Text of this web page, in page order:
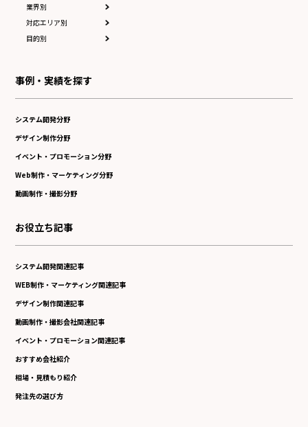
業界別
対応エリア別
目的別
事例・実績を探す
システム開発分野
デザイン制作分野
イベント・プロモーション分野
Web制作・マーケティング分野
動画制作・撮影分野
お役立ち記事
システム開発関連記事
WEB制作・マーケティング関連記事
デザイン制作関連記事
動画制作・撮影会社関連記事
イベント・プロモーション関連記事
おすすめ会社紹介
相場・見積もり紹介
発注先の選び方